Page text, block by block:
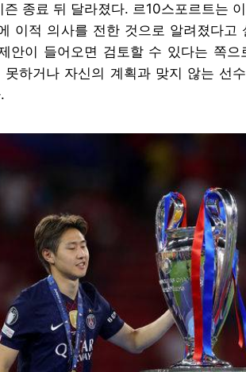
즌 종료 뒤 달라졌다. 르10스포르트는
이적 의사를 전한 것으로 알려졌다
안이 들어오면 검토할 수 있다는 쪽
못하거나 자신의 계획과 맞지 않는 선